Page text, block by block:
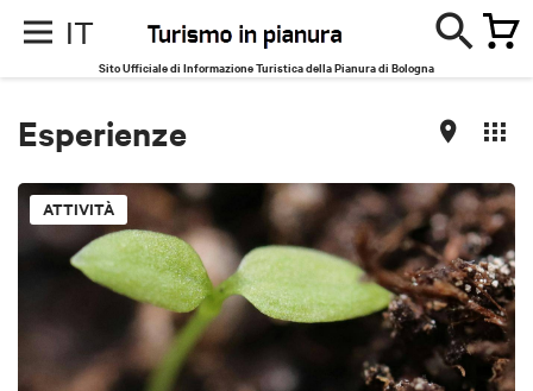
IT
Sito Ufficiale di Informazione Turistica della Pianura di Bologna
Esperienze
ATTIVITÀ